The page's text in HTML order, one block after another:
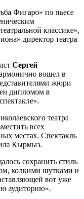
Фигаро» по пьесе
классике»,
директор театра
Сергей
вошел в
жюри
дипломом в
театра
всех
местах. Спектакль
Кырмыз.
сохранить стиль
колкими шутками и
вот уже
аудиторию».